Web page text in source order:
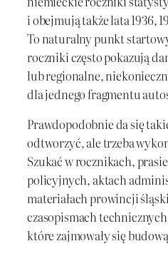
i obejmują także lata 1936,
To naturalny punkt
roczniki często pokazują
lub regionalne,
dla jednego fragmentu
Prawdopodobnie da się
odtworzyć, ale trzeba
Szukać w rocznikach,
policyjnych, aktach
materiałach prowincji
czasopismach
które zajmowały się